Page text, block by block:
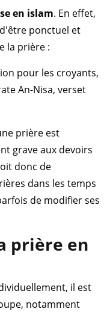
en islam. En effet,
ponctuel et
la prière :
pour les croyants,
An-Nisa, verset
prière est
grave aux devoirs
donc de
dans les temps
de modifier ses
prière en
il est
notamment